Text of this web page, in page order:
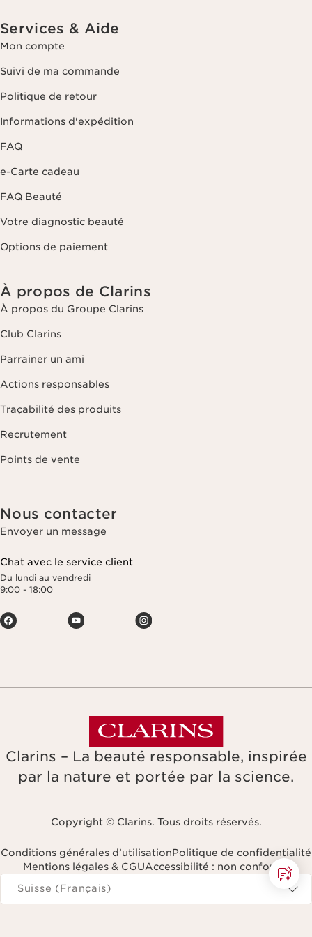
Services & Aide
Mon compte
Suivi de ma commande
Politique de retour
Informations d'expédition
FAQ
e-Carte cadeau
FAQ Beauté
Votre diagnostic beauté
Options de paiement
À propos de Clarins
À propos du Groupe Clarins
Club Clarins
Parrainer un ami
Actions responsables
Traçabilité des produits
Recrutement
Points de vente
Nous contacter
Envoyer un message
Chat avec le service client
Du lundi au vendredi
9:00 - 18:00
Clarins – La beauté responsable, inspirée
par la nature et portée par la science.
Copyright © Clarins. Tous droits réservés.
Conditions générales d’utilisationPolitique de confidentialité
Mentions légales & CGUAccessibilité : non conforme
Naviguer vers
Suisse (Français)